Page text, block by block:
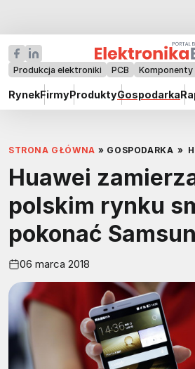
Produkcja elektroniki PCB Komponenty
RynekFirmyProduktyGospodarka
STRONA GŁÓWNA » GOSPODARKA »
Huawei
polskim rynku
pokonać
06 marca 2018